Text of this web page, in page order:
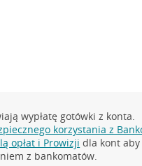
wypłatę gotówki z konta.
korzystania z
opłat i Prowizji dla kont aby
z bankomatów.